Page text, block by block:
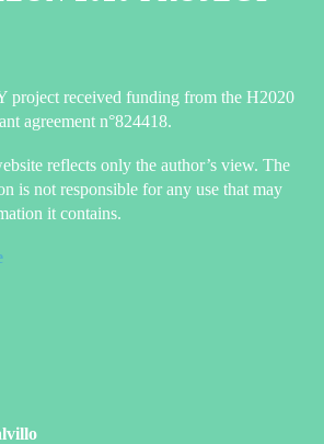
received funding from the H2020
agreement n°824418.
reflects only the author’s view. The
is not responsible for any use that may
it contains.